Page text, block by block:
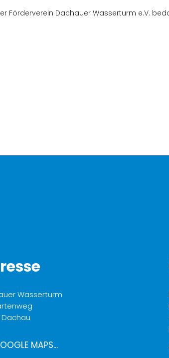
Förderverein Dachauer Wasserturm e.V.
Wasserturm
Dachau
MAPS...